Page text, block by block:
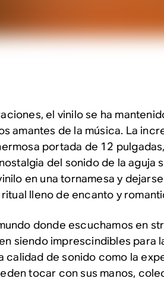
el vinilo se ha
amantes de la música. La
portada de 12
del sonido de la aguja
en una tornamesa y
lleno de encanto y
donde escuchamos en
siendo imprescindibles para
calidad de sonido como la
tocar con sus manos,